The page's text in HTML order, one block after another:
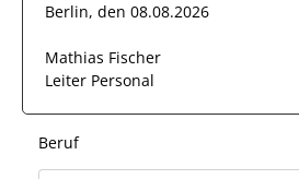
Berlin, den 08.08.2026
Mathias Fischer
Leiter Personal
Beruf